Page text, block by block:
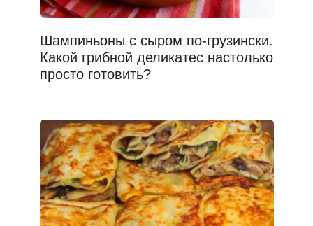
Шампиньоны с сыром по-грузински.
Какой грибной деликатес настолько
просто готовить?